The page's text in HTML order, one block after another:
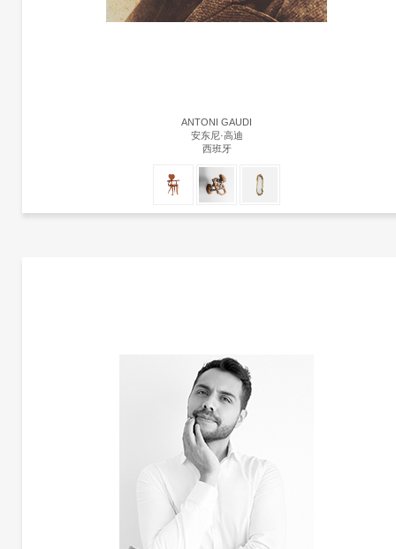
ANTONI GAUDI
安东尼·高迪
西班牙